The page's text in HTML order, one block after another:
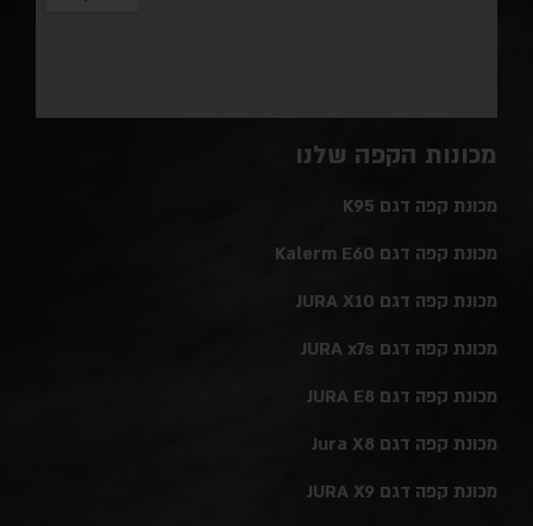
מכונות הקפה שלנו
מכונת קפה דגם K95
מכונת קפה דגם Kalerm E60
מכונת קפה דגם JURA X10
מכונת קפה דגם JURA x7s
מכונת קפה דגם JURA E8
מכונת קפה דגם Jura X8
מכונת קפה דגם JURA X9